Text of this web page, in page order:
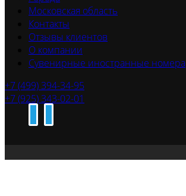
Московская область
Контакты
Отзывы клиентов
О компании
Сувенирные иностранные номера
+7 (499) 394-34-95
+7 (925) 343-02-01